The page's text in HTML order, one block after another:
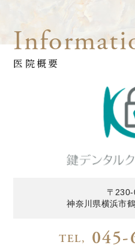
医院概要
〒
神奈川県横浜市
TEL, 045-